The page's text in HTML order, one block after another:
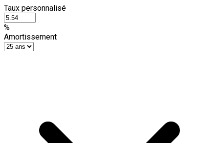
Taux personnalisé
%
Amortissement